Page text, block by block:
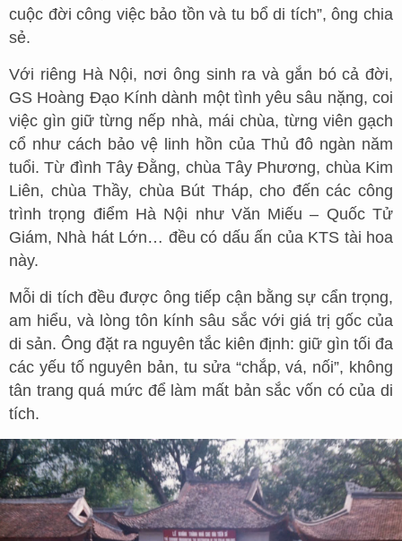
cuộc đời công việc bảo tồn và tu bổ di tích”, ông chia
sẻ.
Với riêng Hà Nội, nơi ông sinh ra và gắn bó cả đời,
GS Hoàng Đạo Kính dành một tình yêu sâu nặng, coi
việc gìn giữ từng nếp nhà, mái chùa, từng viên gạch
cổ như cách bảo vệ linh hồn của Thủ đô ngàn năm
tuổi. Từ đình Tây Đằng, chùa Tây Phương, chùa Kim
Liên, chùa Thầy, chùa Bút Tháp, cho đến các công
trình trọng điểm Hà Nội như Văn Miếu – Quốc Tử
Giám, Nhà hát Lớn… đều có dấu ấn của KTS tài hoa
này.
Mỗi di tích đều được ông tiếp cận bằng sự cẩn trọng,
am hiểu, và lòng tôn kính sâu sắc với giá trị gốc của
di sản. Ông đặt ra nguyên tắc kiên định: giữ gìn tối đa
các yếu tố nguyên bản, tu sửa “chắp, vá, nối”, không
tân trang quá mức để làm mất bản sắc vốn có của di
tích.